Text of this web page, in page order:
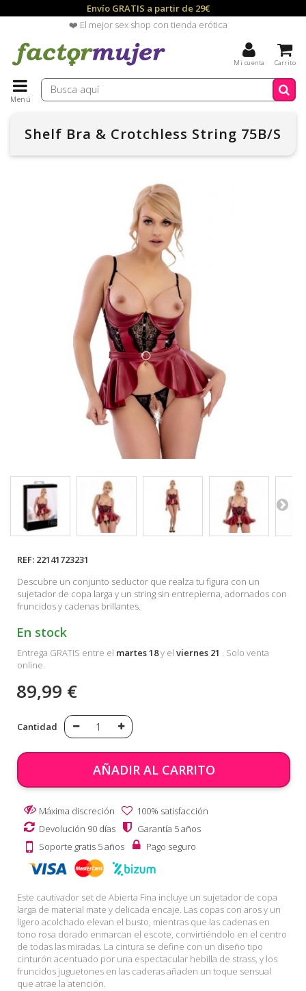
Envío GRATIS a partir de 29€
❤️ El mejor sex shop con tienda erótica
Carrito
Mi cuenta
Menú
Shelf Bra & Crotchless String 75B/S
REF: 22141723231
Descubre un conjunto seductor que realza tu figura con un
sujetador de copa larga y un string sin entrepierna, adornados con
fruncidos y cadenas brillantes.
En stock
Entrega GRATIS entre el martes 18y el viernes 21 . Solo venta
online.
89,99 €
Cantidad
AÑADIR AL CARRITO
Máxima discreción
100% satisfacción
Devolución 90 días
Garantía 5 años
Soporte gratis 5 años
Pago seguro
Este cautivador set de Abierta Fina incluye un sujetador de copa
larga de material mate y delicada encaje. Las copas con aros y un
ligero acolchado elevan el busto, mientras que las cadenas en
tono rosa dorado enmarcan el escote, convirtiéndolo en el centro
de todas las miradas. La cintura se define con un diseño tipo
cinturón acentuado por una espectacular hebilla de strass, y los
fruncidos juguetones en las caderas añaden un toque sensual
que atrae la atención.